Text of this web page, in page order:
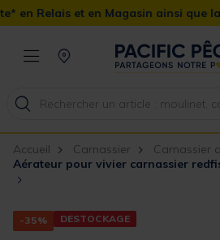
en Magasin ainsi que la Livraison
Accueil Carnassier
Carnassier
Aérateur pour vivier carnassier
-35% DESTOCKAGE